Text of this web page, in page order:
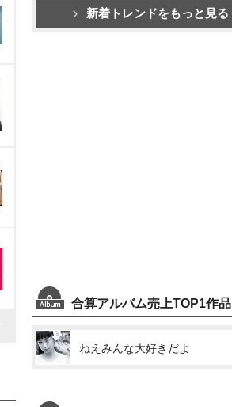
新着トレンドをもっと見る
合算アルバム売上TOP1作品
ねえみんな大好きだよ